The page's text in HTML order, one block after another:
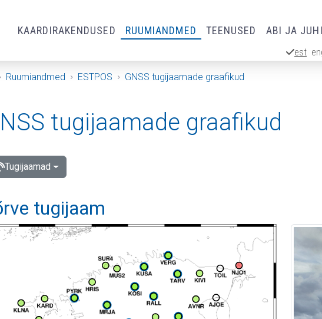
KAARDIRAKENDUSED RUUMIANDMED TEENUSED ABI JA
est
Ruumiandmed ESTPOS GNSS tugijaamade graafikud
tugijaamade graafikud
Tugijaamad
tugijaam